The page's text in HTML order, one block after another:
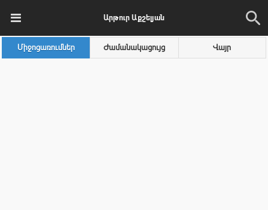
Արթուր Աքշելյան
Միջոցառումներ Ժամանակացույց Վայր